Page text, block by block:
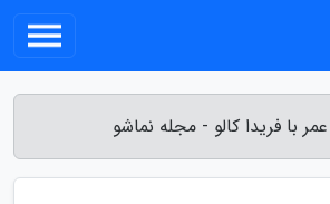
با فریدا کالو - مجله نماشو